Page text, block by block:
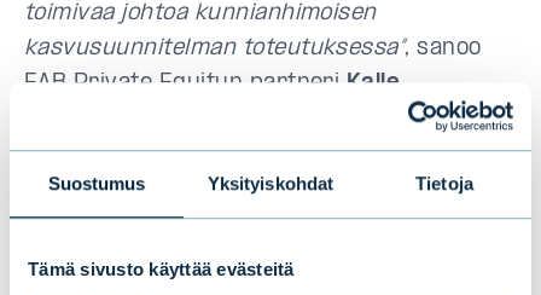
Suostumus Yksityiskohdat Tietoja
Tämä sivusto käyttää evästeitä
toimivaa johtoa kunnianhimoisen
kasvusuunnitelman toteutuksessa”, sanoo
EAB Private Equityn partneri Kalle
”Sijoituksemme Solnetiin edistää
erinomaisesti Tesin Uusiutuva energia ja
energiatehokkuus -vaikuttavuusteemaa ja